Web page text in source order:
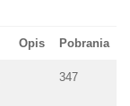
Opis Pobrania
347